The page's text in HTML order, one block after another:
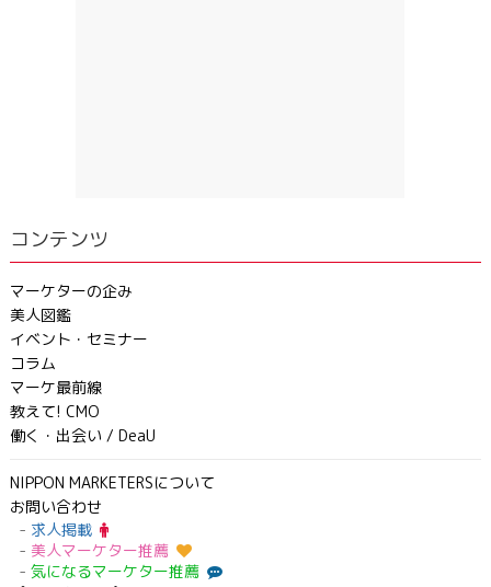
コンテンツ
マーケターの企み
美人図鑑
イベント・セミナー
コラム
マーケ最前線
教えて! CMO
働く・出会い / DeaU
NIPPON MARKETERSについて
お問い合わせ
求人掲載
美人マーケター推薦
気になるマーケター推薦